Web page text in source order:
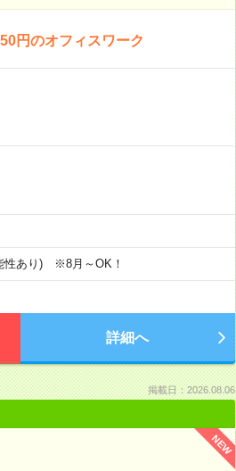
円のオフィスワーク
性あり) ※8月～OK！
詳細へ
掲載日：2026.08.06
NEW